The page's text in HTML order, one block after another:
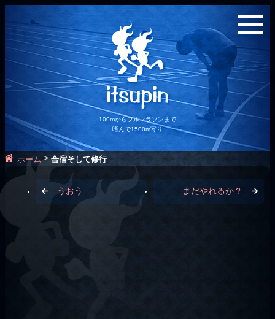
100mからフルマラソンまで
嗜んで1500m寄り
ホーム>合宿そして修行
うおう まだやれるか？